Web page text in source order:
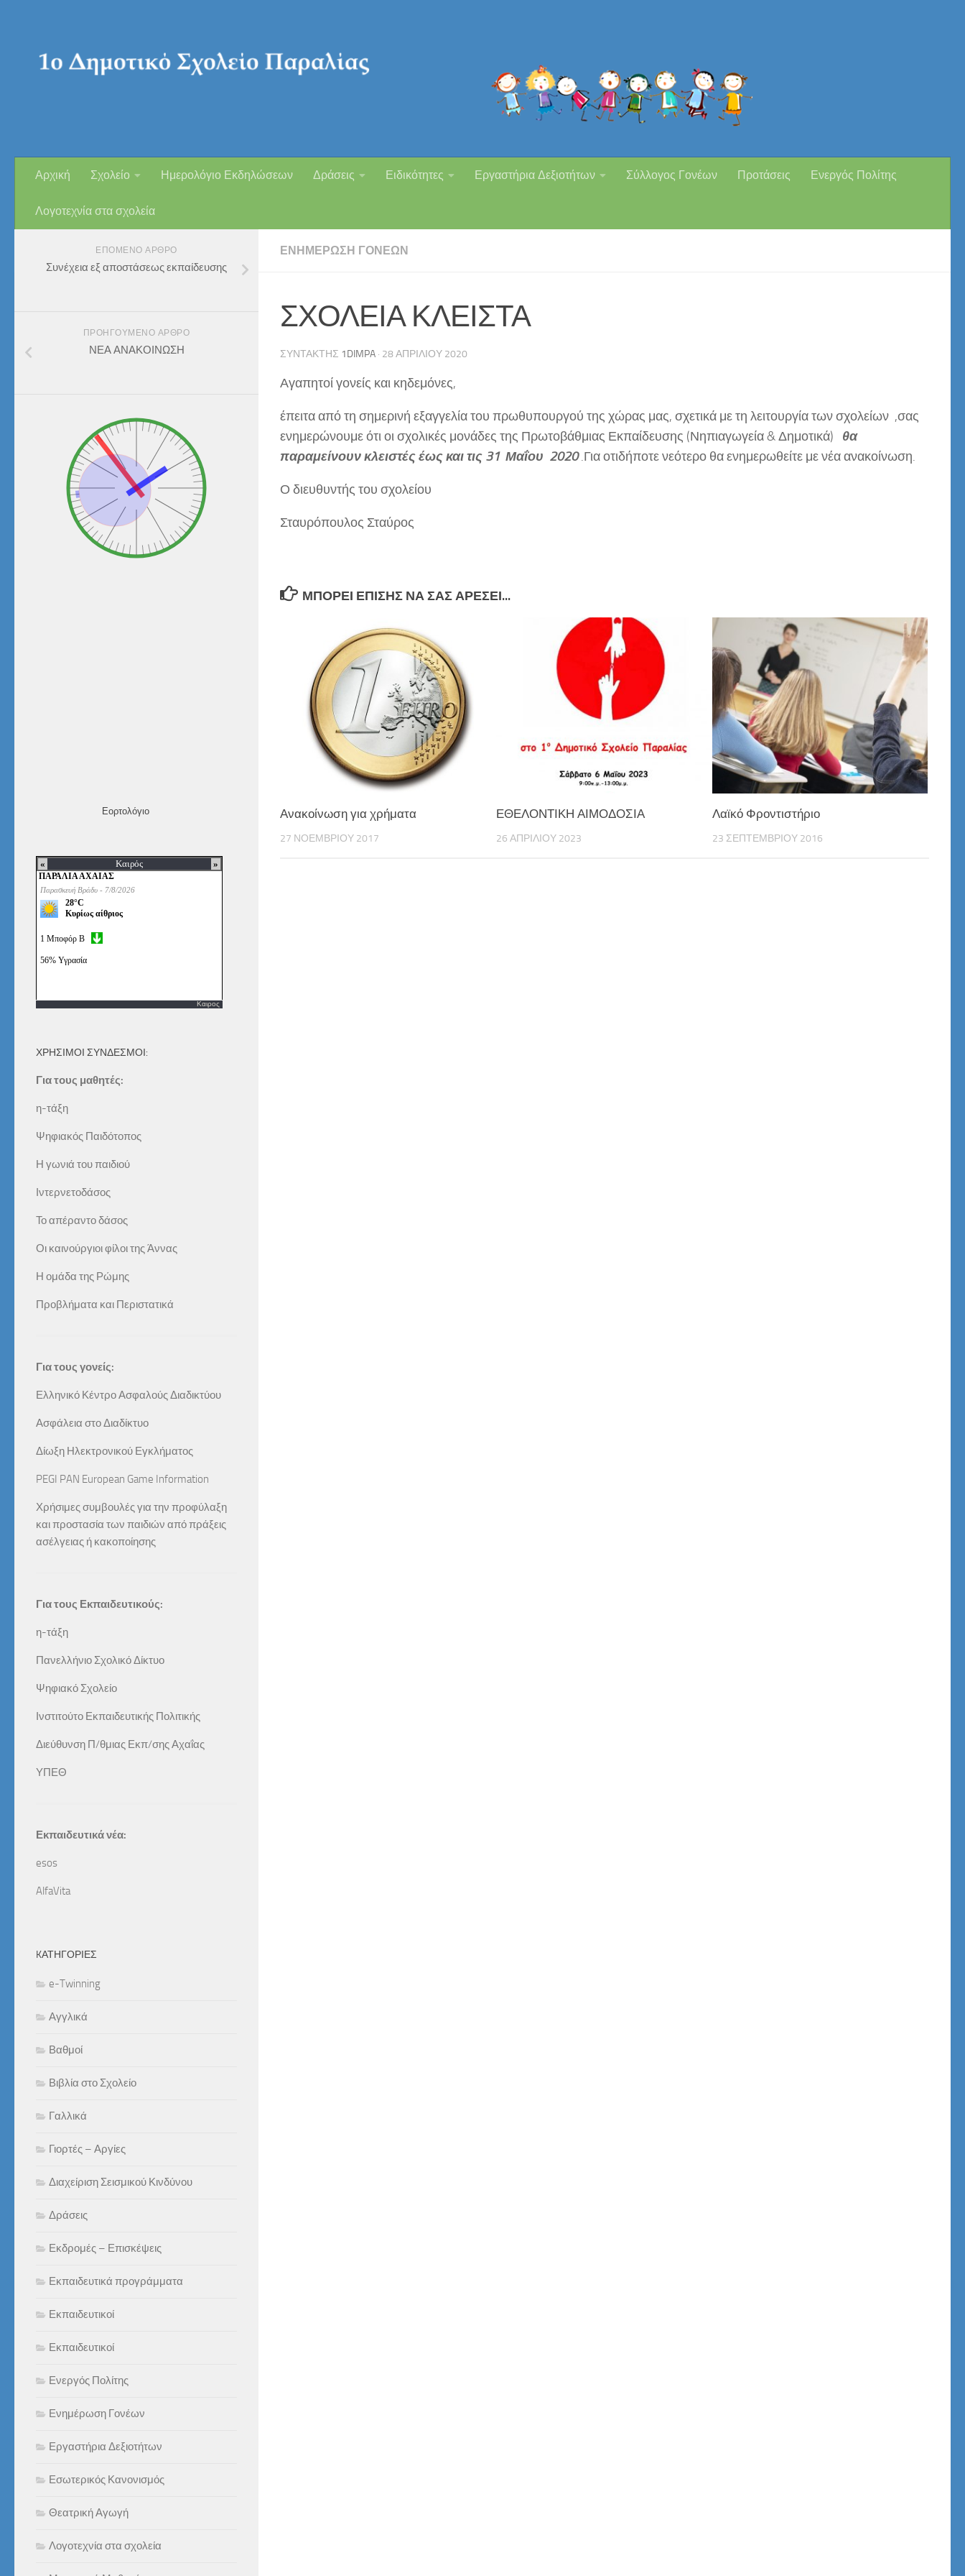
Αρχική Σχολείο Ημερολόγιο Εκδηλώσεων Δράσεις Ειδικότητες Εργαστήρια Δεξιοτήτων Σύλλογος Γονέων Προτάσεις Ενεργός Πολίτης
Λογοτεχνία στα σχολεία
ΕΝΗΜΈΡΩΣΗ ΓΟΝΈΩΝ
ΣΧΟΛΕΙΑ ΚΛΕΙΣΤΑ
ΣΥΝΤΆΚΤΗΣ 1DIMPA · 28 ΑΠΡΙΛΊΟΥ 2020
Αγαπητοί γονείς και κηδεμόνες,
έπειτα από τη σημερινή εξαγγελία του πρωθυπουργού της χώρας μας, σχετικά με τη λειτουργία των σχολείων ,σας
ενημερώνουμε ότι οι σχολικές μονάδες της Πρωτοβάθμιας Εκπαίδευσης (Νηπιαγωγεία & Δημοτικά) θα
παραμείνουν κλειστές έως και τις 31 Μαΐου 2020.Για οτιδήποτε νεότερο θα ενημερωθείτε με νέα ανακοίνωση.
Ο διευθυντής του σχολείου
Σταυρόπουλος Σταύρος
ΜΠΟΡΕΊ ΕΠΊΣΗΣ ΝΑ ΣΑΣ ΑΡΈΣΕΙ...
Ανακοίνωση για χρήματα
27 ΝΟΕΜΒΡΊΟΥ 2017
ΕΘΕΛΟΝΤΙΚΗ ΑΙΜΟΔΟΣΙΑ
26 ΑΠΡΙΛΊΟΥ 2023
Λαϊκό Φροντιστήριο
23 ΣΕΠΤΕΜΒΡΊΟΥ 2016
ΕΠΌΜΕΝΟ ΆΡΘΡΟ
Συνέχεια εξ αποστάσεως εκπαίδευσης
ΠΡΟΗΓΟΎΜΕΝΟ ΆΡΘΡΟ
ΝΕΑ ΑΝΑΚΟΙΝΩΣΗ
Εορτολόγιο
Καιρος
ΧΡΗΣΙΜΟΙ ΣΥΝΔΕΣΜΟΙ:
Για τους μαθητές:
η-τάξη
Ψηφιακός Παιδότοπος
Η γωνιά του παιδιού
Ιντερνετοδάσος
Το απέραντο δάσος
Οι καινούργιοι φίλοι της Άννας
Η ομάδα της Ρώμης
Προβλήματα και Περιστατικά
Για τους γονείς:
Ελληνικό Κέντρο Ασφαλούς Διαδικτύου
Ασφάλεια στο Διαδίκτυο
Δίωξη Ηλεκτρονικού Εγκλήματος
PEGI PAN European Game Information
Χρήσιμες συμβουλές για την προφύλαξη
και προστασία των παιδιών από πράξεις
ασέλγειας ή κακοποίησης
Για τους Εκπαιδευτικούς:
η-τάξη
Πανελλήνιο Σχολικό Δίκτυο
Ψηφιακό Σχολείο
Ινστιτούτο Εκπαιδευτικής Πολιτικής
Διεύθυνση Π/θμιας Εκπ/σης Αχαΐας
ΥΠΕΘ
Εκπαιδευτικά νέα:
esos
AlfaVita
KΑΤΗΓΟΡΊΕΣ
e-Twinning
Αγγλικά
Βαθμοί
Βιβλία στο Σχολείο
Γαλλικά
Γιορτές – Αργίες
Διαχείριση Σεισμικού Κινδύνου
Δράσεις
Εκδρομές – Επισκέψεις
Εκπαιδευτικά προγράμματα
Εκπαιδευτικοί
Εκπαιδευτικοί
Ενεργός Πολίτης
Ενημέρωση Γονέων
Εργαστήρια Δεξιοτήτων
Εσωτερικός Κανονισμός
Θεατρική Αγωγή
Λογοτεχνία στα σχολεία